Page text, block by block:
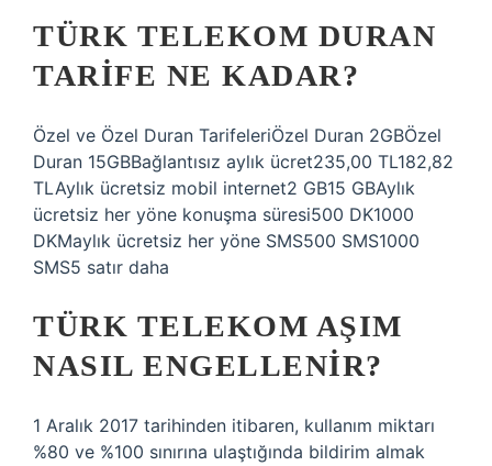
TÜRK TELEKOM DURAN
TARIFE NE KADAR?
Özel ve Özel Duran TarifeleriÖzel Duran 2GBÖzel
Duran 15GBBağlantısız aylık ücret235,00 TL​182,82
TLAylık ücretsiz mobil internet2 GB15 GBAylık
ücretsiz her yöne konuşma süresi500 DK1000
DKMaylık ücretsiz her yöne SMS500 SMS1000
SMS5 satır daha
TÜRK TELEKOM AŞIM
NASIL ENGELLENIR?
1 Aralık 2017 tarihinden itibaren, kullanım miktarı
%80 ve %100 sınırına ulaştığında bildirim almak